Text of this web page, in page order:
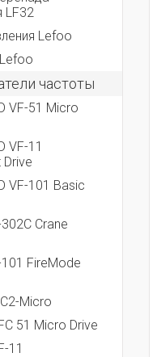
LF32
Lefoo
частоты
VF-51 Micro
VF-11
VF-101 Basic
Crane
101 FireMode
Micro
51 Micro Drive
11